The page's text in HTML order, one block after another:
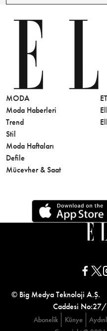
MODA
Moda Haberleri
Trend
Stil
Moda Haftaları
Defile
Mücevher & Saat
© Big Medya Teknoloji A.Ş.
Caddesi
Abonelik Künye